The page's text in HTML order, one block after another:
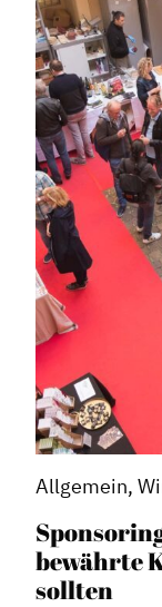
Allgemein,
bewährte
sollten